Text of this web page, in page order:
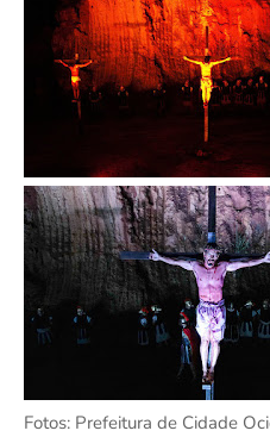
Fotos: Prefeitura de Cidade